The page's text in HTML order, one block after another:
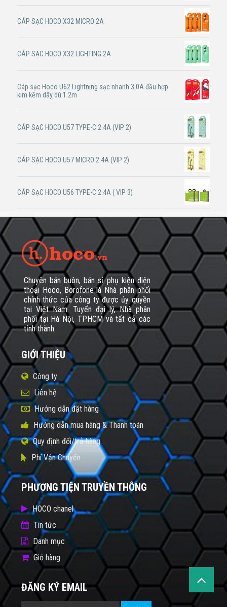
CÁP SẠC HOCO X32 MICRO 2A
CÁP SẠC HOCO X32 LIGHTING 2A
Cáp sạc Hoco U62 Lightning sạc nhanh 3.0A đầu hợp
kim kẽm dây dù 1.2m
CÁP SẠC HOCO U57 TYPE-C 2.4A (VIP 2)
CÁP SẠC HOCO U57 MICRO 2.4A (VIP 2)
CÁP SẠC HOCO U56 TYPE-C 2.4A ( VIP 3)
Chuyên bán buôn, bán sỉ phụ kiện điện
thoại Hoco, Borofone là Nhà phân phối
chính thức của công ty được ủy quyền
tại Việt Nam. Tuyển đại lý, Nhà phân
phối tại Hà Nội, TPHCM và tất cả các
tỉnh thành.
GIỚI THIỆU
Công ty
Liên hệ
Hướng dẫn đặt hàng
Hướng dẫn mua hàng & Thanh toán
Quy định đổi/trả hàng
Phí Vận Chuyển
PHƯƠNG TIỆN TRUYỀN THÔNG
HOCO chanel
Tin tức
Danh mục
Giỏ hàng
ĐĂNG KÝ EMAIL